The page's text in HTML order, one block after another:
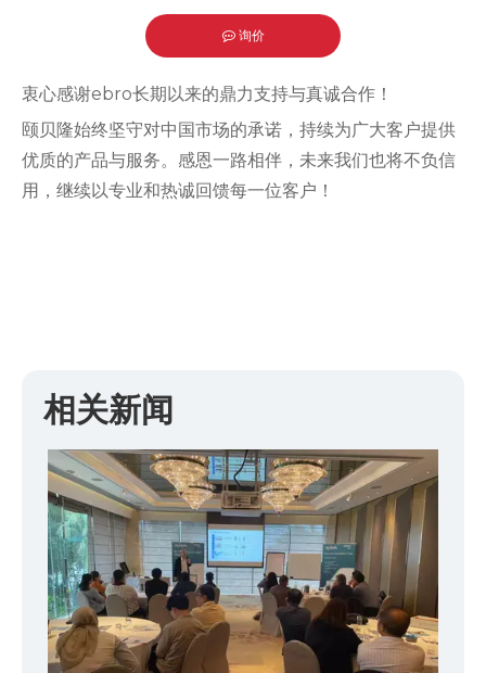
询价
衷心感谢ebro长期以来的鼎力支持与真诚合作！
颐贝隆始终坚守对中国市场的承诺，持续为广大客户提供
优质的产品与服务。感恩一路相伴，未来我们也将不负信
用，继续以专业和热诚回馈每一位客户！
相关新闻